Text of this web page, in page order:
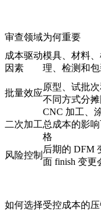
审查领域为何重要
成本驱动
因素
模具、材料
理、检测和
批量效应
原型、试批
不同方式分
二次加工
CNC 加工、
总成本的影
格
风险控制
后期的 DFM
面 finish 变更
如何选择受控成本的